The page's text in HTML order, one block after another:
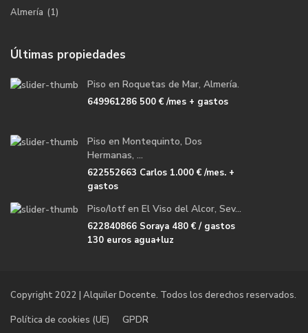
Almería (1)
Últimas propiedades
Piso en Roquetas de Mar, Almería.
649961286 500 €/mes + gastos
Piso en Montequinto, Dos
Hermanas, ...
622552663 Carlos 1.000 €/mes. +
gastos
Piso/lotf en El Viso del Alcor, Sev...
622840866 Soraya 480 €/ gastos
130 euros agua+luz
Copyright 2022 | Alquiler Docente. Todos los derechos reservados.
Política de cookies (UE)
GPDR